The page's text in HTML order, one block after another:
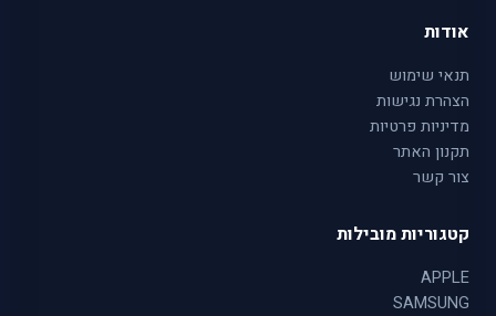
אודות
תנאי שימוש
הצהרת נגישות
מדיניות פרטיות
תקנון האתר
צור קשר
קטגוריות מובילות
APPLE
SAMSUNG